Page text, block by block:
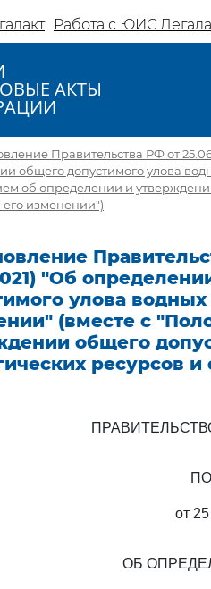
Работа с ЮИС
АКТЫ
Правительства РФ от
общего допустимого улова
об определении и
его изменении")
"Об
улова
(вместе с
общего
ресурсов
от
ОБ